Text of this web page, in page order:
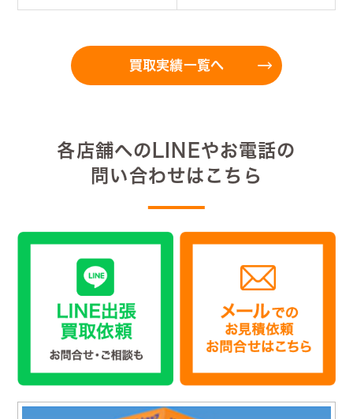
買取実績一覧へ
各店舗へのLINEやお電話の
問い合わせはこちら